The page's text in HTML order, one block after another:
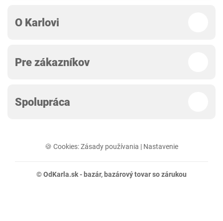
O Karlovi
Pre zákazníkov
Spolupráca
🍪 Cookies:Zásady používania | Nastavenie
© OdKarla.sk - bazár, bazárový tovar so zárukou